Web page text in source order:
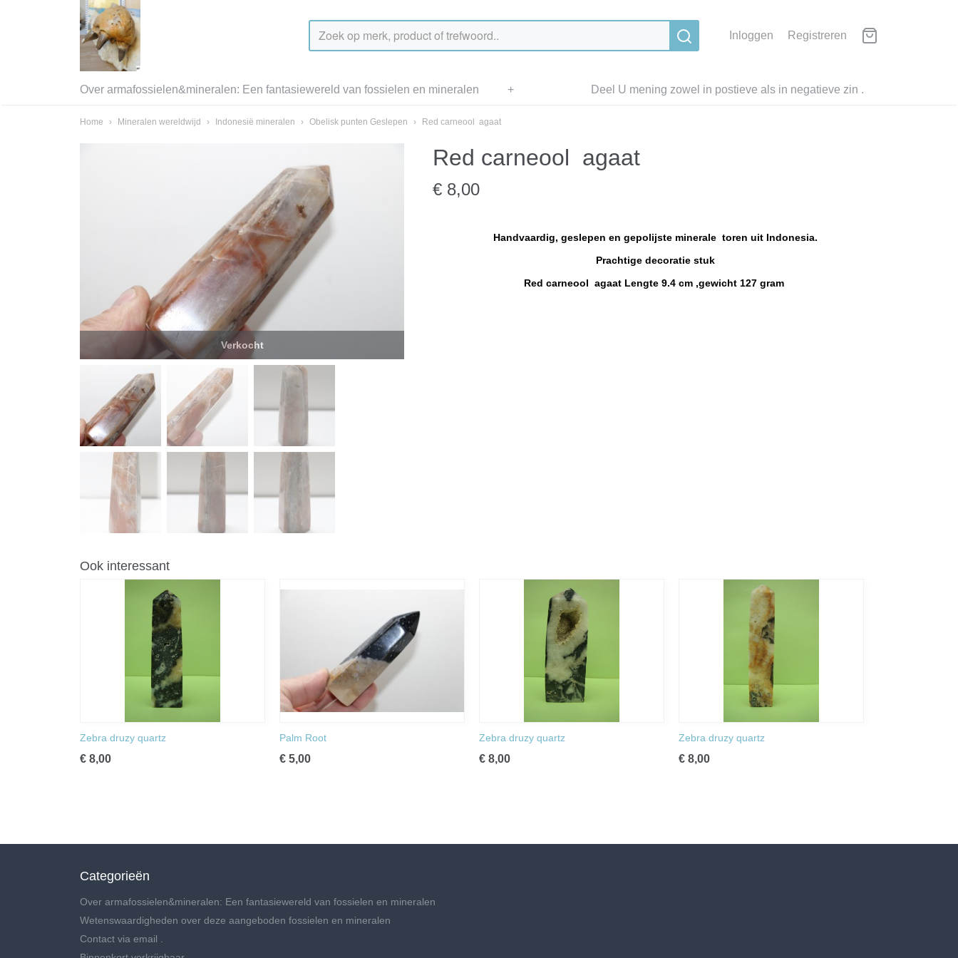
Inloggen Registreren
Deel U mening zowel in postieve als in negatieve zin .
Over armafossielen&mineralen: Een fantasiewereld van fossielen en mineralen +
Home › Mineralen wereldwijd › Indonesië mineralen › Obelisk punten Geslepen › Red carneool agaat
Verkocht
Red carneool agaat
€ 8,00
Handvaardig, geslepen en gepolijste minerale toren uit Indonesia.
Prachtige decoratie stuk
Red carneool agaat Lengte 9.4 cm ,gewicht 127 gram
Ook interessant
Zebra druzy quartz
€ 8,00
Palm Root
€ 5,00
Zebra druzy quartz
€ 8,00
Zebra druzy quartz
€ 8,00
Categorieën
Over armafossielen&mineralen: Een fantasiewereld van fossielen en mineralen
Wetenswaardigheden over deze aangeboden fossielen en mineralen
Contact via email .